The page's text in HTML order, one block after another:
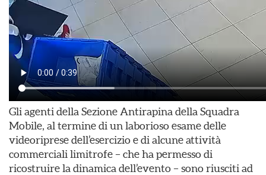
Gli agenti della Sezione Antirapina della Squadra
Mobile, al termine di un laborioso esame delle
videoriprese dell’esercizio e di alcune attività
commerciali limitrofe – che ha permesso di
ricostruire la dinamica dell’evento – sono riusciti ad